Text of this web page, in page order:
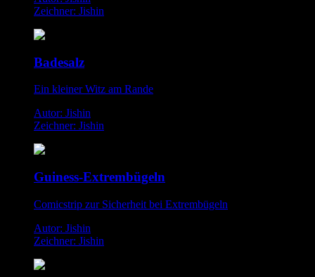
Zeichner: Jishin
Badesalz
Ein kleiner Witz am Rande
Autor: Jishin
Zeichner: Jishin
Guiness-Extrembügeln
Comicstrip zur Sicherheit bei Extrembügeln
Autor: Jishin
Zeichner: Jishin